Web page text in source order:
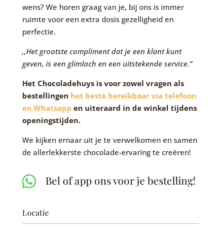
wens? We horen graag van je, bij ons is immer
ruimte voor een extra dosis gezelligheid en
perfectie.
,,Het grootste compliment dat je een klant kunt
geven, is een glimlach en een uitstekende service.”
Het Chocoladehuys is voor zowel vragen als
bestellingen het beste bereikbaar via telefoon
en Whatsapp en uiteraard in de winkel tijdens
openingstijden.
We kijken ernaar uit je te verwelkomen en samen
de allerlekkerste chocolade-ervaring te creëren!
 Bel of app ons voor je bestelling!
Locatie